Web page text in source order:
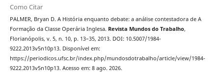
Como Citar
PALMER, Bryan D. A História enquanto debate: a análise contestadora de A
Formação da Classe Operária Inglesa. Revista Mundos do Trabalho,
Florianópolis, v. 5, n. 10, p. 13–35, 2013. DOI: 10.5007/1984-
9222.2013v5n10p13. Disponível em:
https://periodicos.ufsc.br/index.php/mundosdotrabalho/article/view/1984-
9222.2013v5n10p13. Acesso em: 8 ago. 2026.